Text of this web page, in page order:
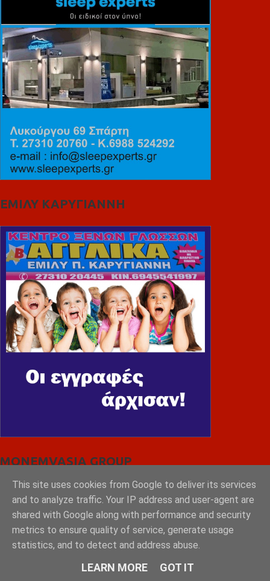
ΕΜΙΛΥ ΚΑΡΥΓΙΑΝΝΗ
MONEMVASIA GROUP
This site uses cookies from Google to deliver its services
and to analyze traffic. Your IP address and user-agent are
shared with Google along with performance and security
metrics to ensure quality of service, generate usage
statistics, and to detect and address abuse.
LEARN MORE GOT IT